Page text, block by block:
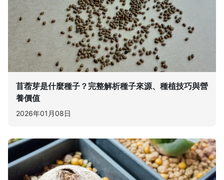
苜蓿芽是什麼種子？完整解析種子來源、種植技巧與營
養價值
2026年01月08日